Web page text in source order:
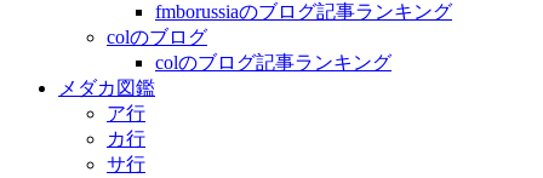
fmborussiaのブログ記事ランキング
colのブログ
colのブログ記事ランキング
メダカ図鑑
ア行
カ行
サ行